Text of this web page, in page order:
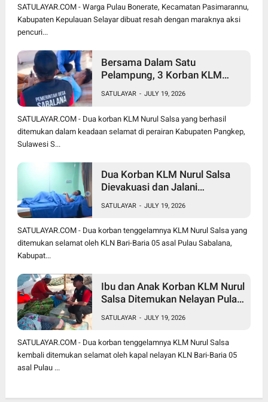
SATULAYAR.COM - Warga Pulau Bonerate, Kecamatan Pasimarannu,
Kabupaten Kepulauan Selayar dibuat resah dengan maraknya aksi
pencuri...
Bersama Dalam Satu
Pelampung, 3 Korban KLM
Hanya Jasmal dan Nurmi
Ditemukan Selamat
SATULAYAR - JULY 19, 2026
SATULAYAR.COM - Dua korban KLM Nurul Salsa yang berhasil
ditemukan dalam keadaan selamat di perairan Kabupaten Pangkep,
Sulawesi S...
Dua Korban KLM Nurul Salsa
Dievakuasi dan Jalani
SATULAYAR - JULY 19, 2026
SATULAYAR.COM - Dua korban tenggelamnya KLM Nurul Salsa yang
ditemukan selamat oleh KLN Bari-Baria 05 asal Pulau Sabalana,
Kabupat...
Ibu dan Anak Korban KLM Nurul
Salsa Ditemukan Nelayan Pulau
SATULAYAR - JULY 19, 2026
SATULAYAR.COM - Dua korban tenggelamnya KLM Nurul Salsa
kembali ditemukan selamat oleh kapal nelayan KLN Bari-Baria 05
asal Pulau ...